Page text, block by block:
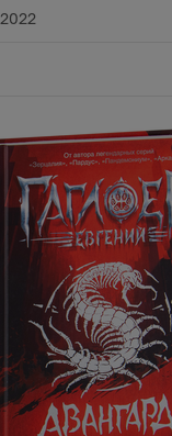
Год издания
2022